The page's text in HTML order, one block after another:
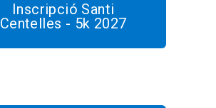
Inscripció Santi
Centelles - 5k 2027